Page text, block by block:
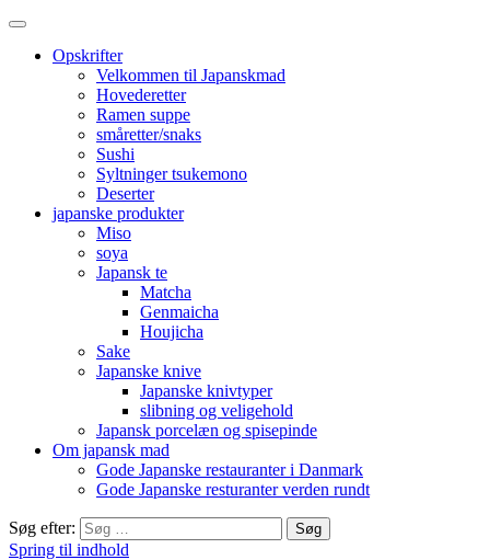
Opskrifter
Velkommen til Japanskmad
Hovederetter
Ramen suppe
småretter/snaks
Sushi
Syltninger tsukemono
Deserter
japanske produkter
Miso
soya
Japansk te
Matcha
Genmaicha
Houjicha
Sake
Japanske knive
Japanske knivtyper
slibning og veligehold
Japansk porcelæn og spisepinde
Om japansk mad
Gode Japanske restauranter i Danmark
Gode Japanske resturanter verden rundt
Søg efter:
Spring til indhold